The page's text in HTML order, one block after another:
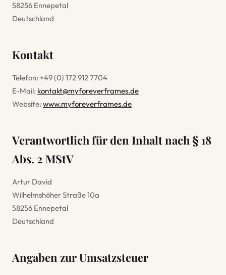
58256 Ennepetal
Deutschland
Kontakt
Telefon: +49 (0) 172 912 7704
E-Mail: kontakt@myforeverframes.de
Website: www.myforeverframes.de
Verantwortlich für den Inhalt nach § 18
Abs. 2 MStV
Artur David
Wilhelmshöher Straße 10a
58256 Ennepetal
Deutschland
Angaben zur Umsatzsteuer